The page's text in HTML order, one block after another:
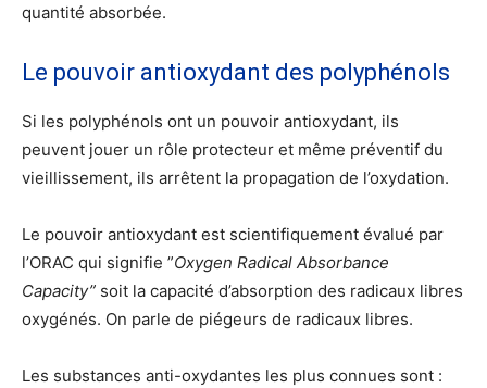
quantité absorbée.
Le pouvoir antioxydant des polyphénols
Si les polyphénols ont un pouvoir antioxydant, ils
peuvent jouer un rôle protecteur et même préventif du
vieillissement, ils arrêtent la propagation de l’oxydation.
Le pouvoir antioxydant est scientifiquement évalué par
l’ORAC qui signifie ”Oxygen Radical Absorbance
Capacity” soit la capacité d’absorption des radicaux libres
oxygénés. On parle de piégeurs de radicaux libres.
Les substances anti-oxydantes les plus connues sont :